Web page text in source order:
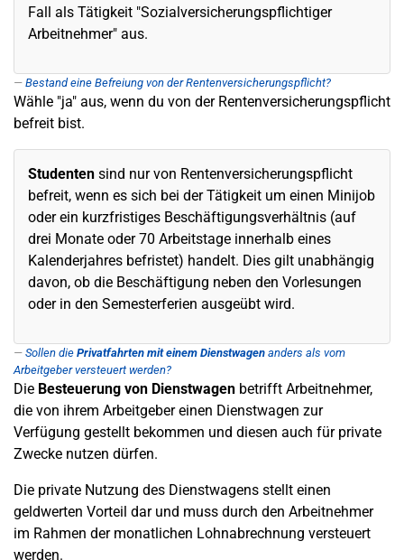
Fall als Tätigkeit "Sozialversicherungspflichtiger
Arbeitnehmer" aus.
Bestand eine Befreiung von der Rentenversicherungspflicht?
Wähle "ja" aus, wenn du von der Rentenversicherungspflicht
befreit bist.
Studenten sind nur von Rentenversicherungspflicht
befreit, wenn es sich bei der Tätigkeit um einen Minijob
oder ein kurzfristiges Beschäftigungsverhältnis (auf
drei Monate oder 70 Arbeitstage innerhalb eines
Kalenderjahres befristet) handelt. Dies gilt unabhängig
davon, ob die Beschäftigung neben den Vorlesungen
oder in den Semesterferien ausgeübt wird.
Sollen die Privatfahrten mit einem Dienstwagen anders als vom
Arbeitgeber versteuert werden?
Die Besteuerung von Dienstwagen betrifft Arbeitnehmer,
die von ihrem Arbeitgeber einen Dienstwagen zur
Verfügung gestellt bekommen und diesen auch für private
Zwecke nutzen dürfen.
Die private Nutzung des Dienstwagens stellt einen
geldwerten Vorteil dar und muss durch den Arbeitnehmer
im Rahmen der monatlichen Lohnabrechnung versteuert
werden.